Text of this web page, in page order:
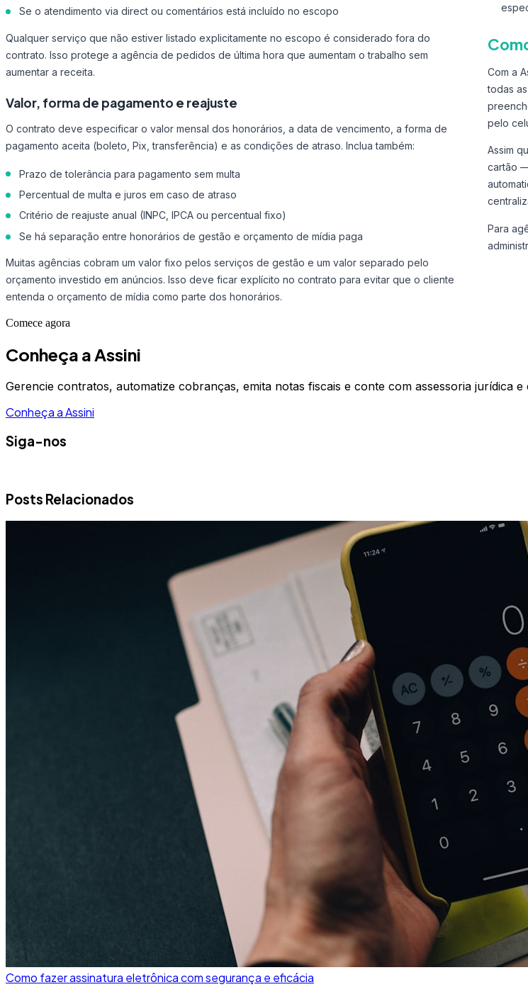
Se o atendimento via direct ou comentários está incluído no escopo
Qualquer serviço que não estiver listado explicitamente no escopo é considerado fora do
contrato. Isso protege a agência de pedidos de última hora que aumentam o trabalho sem
aumentar a receita.
Valor, forma de pagamento e reajuste
O contrato deve especificar o valor mensal dos honorários, a data de vencimento, a forma de
pagamento aceita (boleto, Pix, transferência) e as condições de atraso. Inclua também:
Prazo de tolerância para pagamento sem multa
Percentual de multa e juros em caso de atraso
Critério de reajuste anual (INPC, IPCA ou percentual fixo)
Se há separação entre honorários de gestão e orçamento de mídia paga
Muitas agências cobram um valor fixo pelos serviços de gestão e um valor separado pelo
orçamento investido em anúncios. Isso deve ficar explícito no contrato para evitar que o cliente
entenda o orçamento de mídia como parte dos honorários.
Com a
todas
pelo
Assim
cartão
Para
Comece agora
Conheça a Assini
Gerencie contratos, automatize cobranças, emita notas fiscais e conte com assessoria jurídica
Conheça a Assini
Siga-nos
Posts Relacionados
Como fazer assinatura eletrônica com segurança e eficácia